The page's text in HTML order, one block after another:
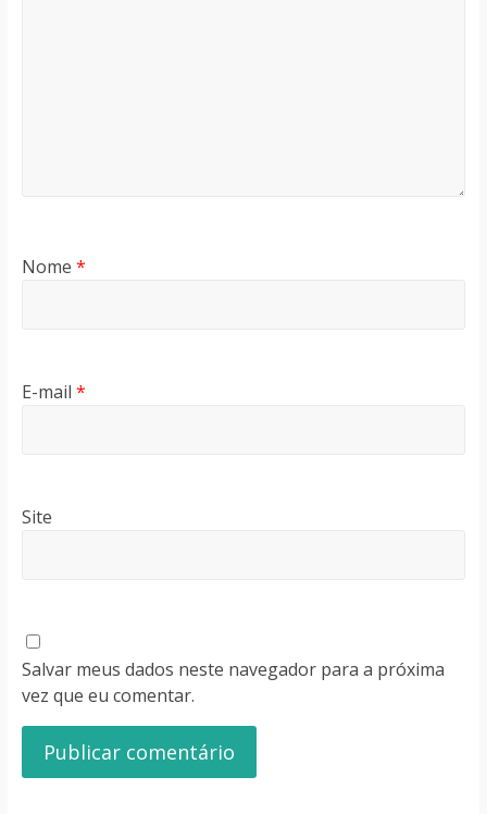
Nome *
E-mail *
Site
Salvar meus dados neste navegador para a próxima
vez que eu comentar.